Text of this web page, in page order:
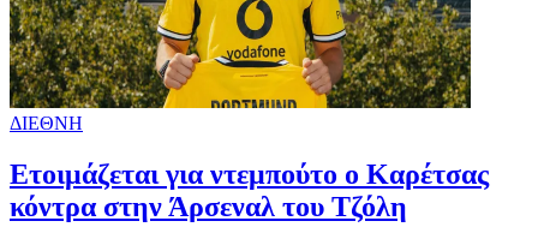
ΔΙΕΘΝΗ
Ετοιμάζεται για ντεμπούτο ο Καρέτσας
κόντρα στην Άρσεναλ του Τζόλη